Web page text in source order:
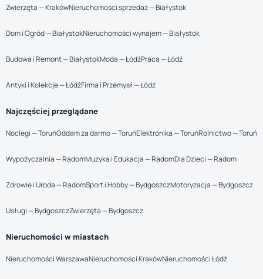
Zwierzęta — KrakówNieruchomości sprzedaż — Białystok
Dom i Ogród — BiałystokNieruchomości wynajem — Białystok
Budowa i Remont — BiałystokModa — ŁódźPraca — Łódź
Antyki i Kolekcje — ŁódźFirma i Przemysł — Łódź
Najczęściej przeglądane
Noclegi — ToruńOddam za darmo — ToruńElektronika — ToruńRolnictwo — Toruń
Wypożyczalnia — RadomMuzyka i Edukacja — RadomDla Dzieci — Radom
Zdrowie i Uroda — RadomSport i Hobby — BydgoszczMotoryzacja — Bydgoszcz
Usługi — BydgoszczZwierzęta — Bydgoszcz
Nieruchomości w miastach
Nieruchomości WarszawaNieruchomości KrakówNieruchomości Łódź